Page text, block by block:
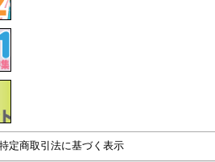
定商取引法に基づく表示